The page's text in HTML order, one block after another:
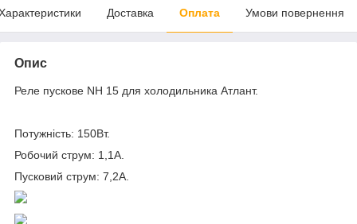
Доставка Оплата Умови повернення
Опис
Реле пускове NH 15 для холодильника Атлант.
Потужність: 150Вт.
Робочий струм: 1,1A.
Пусковий струм: 7,2A.